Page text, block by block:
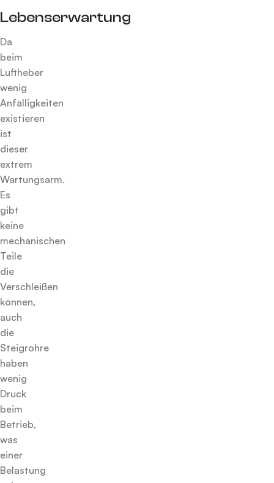
Lebenserwartung
Da
beim
Luftheber
wenig
Anfälligkeiten
existieren
ist
dieser
extrem
Wartungsarm.
Es
gibt
keine
mechanischen
Teile
die
Verschleißen
können,
auch
die
Steigrohre
haben
wenig
Druck
beim
Betrieb,
was
einer
Belastung